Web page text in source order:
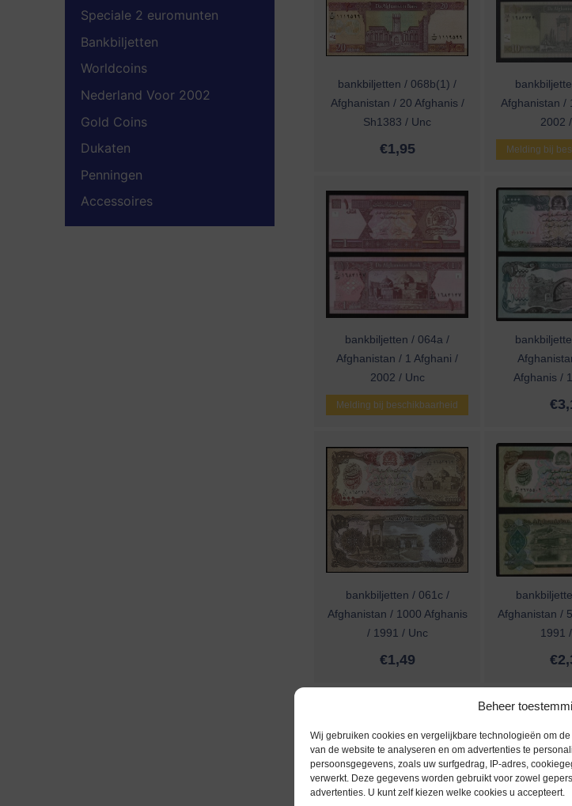
Beheer
Wij gebruiken cookies en vergelijkbare technologieën om
van de website te analyseren en om advertenties te
persoonsgegevens, zoals uw surfgedrag, IP-adres,
verwerkt. Deze gegevens worden gebruikt voor zowel
advertenties. U kunt zelf kiezen welke cookies u accepteert.
bankbiljetten / 068b(1) /
Afghanistan / 20 Afghanis /
Sh1383 / Unc
€1,95
Afghanistan /
2002
Melding bij
bankbiljetten / 064a /
Afghanistan / 1 Afghani /
2002 / Unc
Melding bij beschikbaarheid
Afghanis /
€
bankbiljetten / 061c /
Afghanistan / 1000 Afghanis
/ 1991 / Unc
€1,49
Afghanistan /
1991
€
Speciale 2 euromunten
Bankbiljetten
Worldcoins
Nederland Voor 2002
Gold Coins
Dukaten
Penningen
Accessoires